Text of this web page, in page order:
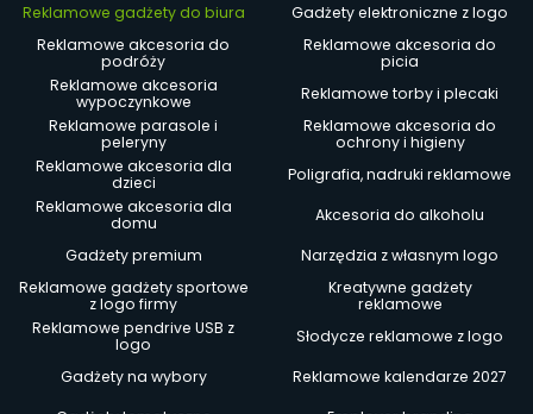
Reklamowe gadżety do biura
Gadżety elektroniczne z logo
Reklamowe akcesoria do
podróży
Reklamowe akcesoria do
picia
Reklamowe akcesoria
wypoczynkowe
Reklamowe torby i plecaki
Reklamowe parasole i
peleryny
Reklamowe akcesoria do
ochrony i higieny
Reklamowe akcesoria dla
dzieci
Poligrafia, nadruki reklamowe
Reklamowe akcesoria dla
domu
Akcesoria do alkoholu
Gadżety premium
Narzędzia z własnym logo
Reklamowe gadżety sportowe
z logo firmy
Kreatywne gadżety
reklamowe
Reklamowe pendrive USB z
logo
Słodycze reklamowe z logo
Gadżety na wybory
Reklamowe kalendarze 2027